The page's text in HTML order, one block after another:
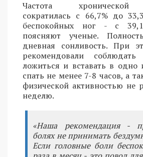
Частота хронической
сократилась с 66,7% до
беспокойных ног - с
поясняют ученые.
дневная сонливость. При
рекомендовали
ложиться и вставать в
спать не менее 7-8 часов, а
физической активностью не
неделю.
«Наша рекомендация -
болях не принимать
Если головные боли